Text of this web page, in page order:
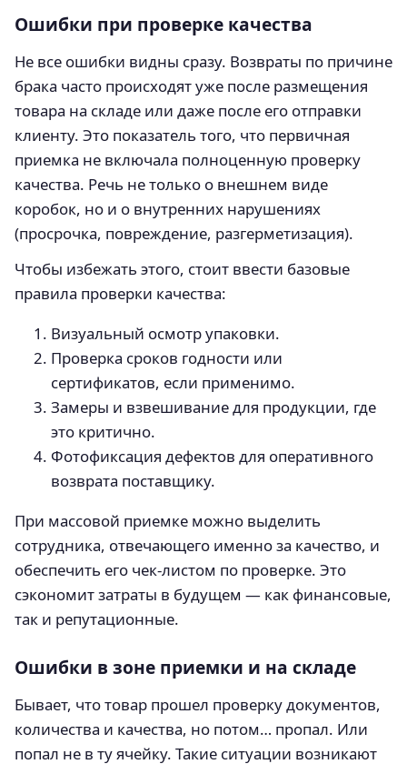
Ошибки при проверке качества
Не все ошибки видны сразу. Возвраты по причине
брака часто происходят уже после размещения
товара на складе или даже после его отправки
клиенту. Это показатель того, что первичная
приемка не включала полноценную проверку
качества. Речь не только о внешнем виде
коробок, но и о внутренних нарушениях
(просрочка, повреждение, разгерметизация).
Чтобы избежать этого, стоит ввести базовые
правила проверки качества:
Визуальный осмотр упаковки.
Проверка сроков годности или
сертификатов, если применимо.
Замеры и взвешивание для продукции, где
это критично.
Фотофиксация дефектов для оперативного
возврата поставщику.
При массовой приемке можно выделить
сотрудника, отвечающего именно за качество, и
обеспечить его чек-листом по проверке. Это
сэкономит затраты в будущем — как финансовые,
так и репутационные.
Ошибки в зоне приемки и на складе
Бывает, что товар прошел проверку документов,
количества и качества, но потом… пропал. Или
попал не в ту ячейку. Такие ситуации возникают